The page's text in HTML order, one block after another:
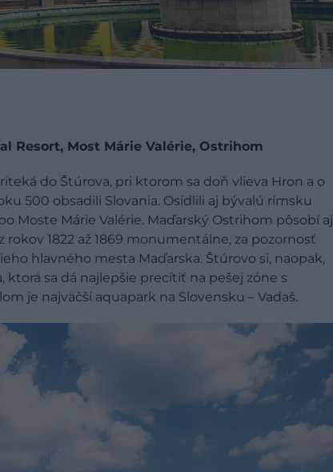
Resort, Most Márie Valérie, Ostrihom
do Štúrova, pri ktorom sa doň vlieva Hron a o
500 obsadili Slovania. Osídlili aj bývalú rímsku
Moste Márie Valérie. Maďarský Ostrihom pôsobí aj
1822 až 1869 monumentálne, za pozornosť
hlavného mesta Maďarska. Štúrovo si, naopak,
sa dá najlepšie precítiť na pešej zóne s
je najväčší aquapark na Slovensku – Vadaš.